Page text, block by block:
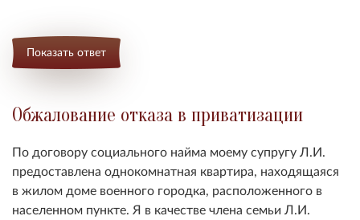
Показать ответ
Обжалование отказа в приватизации
По договору социального найма моему супругу Л.И.
предоставлена однокомнатная квартира, находящаяся
в жилом доме военного городка, расположенного в
населенном пункте. Я в качестве члена семьи Л.И.